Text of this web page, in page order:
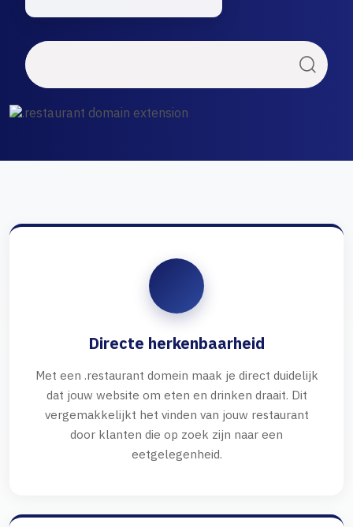
Directe herkenbaarheid
Met een .restaurant domein maak je direct duidelijk
dat jouw website om eten en drinken draait. Dit
vergemakkelijkt het vinden van jouw restaurant
door klanten die op zoek zijn naar een
eetgelegenheid.